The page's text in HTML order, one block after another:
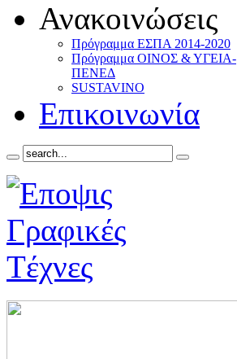
Ανακοινώσεις
Πρόγραμμα ΕΣΠΑ 2014-2020
Πρόγραμμα ΟΙΝΟΣ & ΥΓΕΙΑ-
ΠΕΝΕΔ
SUSTAVINO
Επικοινωνία